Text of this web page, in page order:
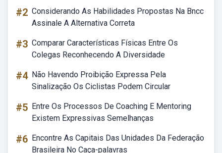
#2 Considerando As Habilidades Propostas Na Bncc
Assinale A Alternativa Correta
#3 Comparar Características Físicas Entre Os
Colegas Reconhecendo A Diversidade
#4 Não Havendo Proibição Expressa Pela
Sinalização Os Ciclistas Podem Circular
#5 Entre Os Processos De Coaching E Mentoring
Existem Expressivas Semelhanças
#6 Encontre As Capitais Das Unidades Da Federação
Brasileira No Caça-palavras